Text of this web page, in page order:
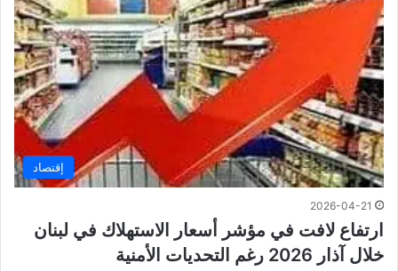
إقتصاد
2026-04-21
ارتفاع لافت في مؤشر أسعار الاستهلاك في لبنان
خلال آذار 2026 رغم التحديات الأمنية